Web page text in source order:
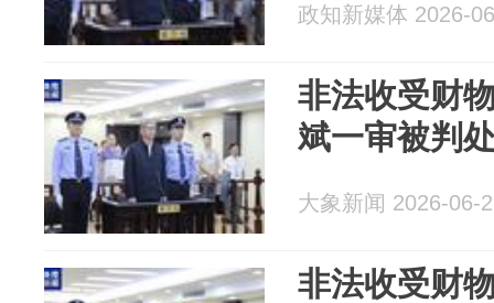
政知新媒体 2026-
非法收受财
斌一审被判
大象新闻 2026-06-
非法收受财